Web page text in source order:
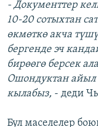
- Документтер
10-20 сотыхтан
өкмөткө акча
бергенде эч
бирөөгө берсек
Ошондуктан айыл
кылабыз, - деди
Бул маселелер